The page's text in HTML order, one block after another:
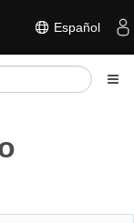
Español